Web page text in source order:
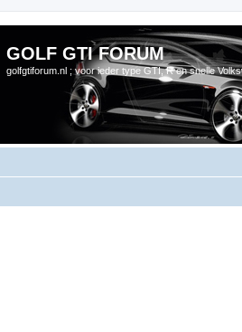
GOLF GTI FORUM
golfgtiforum.nl ; voor ieder type GTI, R en snelle